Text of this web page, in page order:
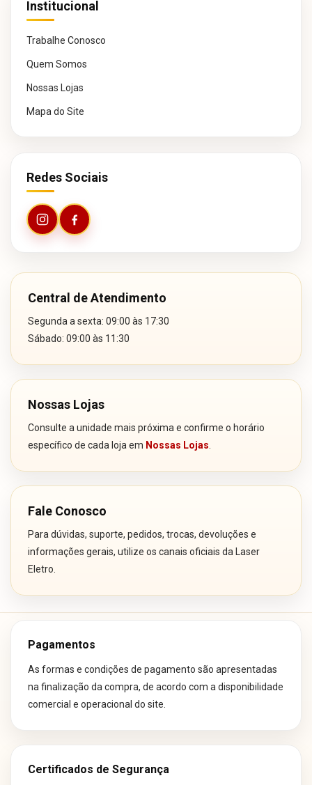
Institucional
Trabalhe Conosco
Quem Somos
Nossas Lojas
Mapa do Site
Redes Sociais
Central de Atendimento
Segunda a sexta: 09:00 às 17:30
Sábado: 09:00 às 11:30
Nossas Lojas
Consulte a unidade mais próxima e confirme o horário
específico de cada loja em Nossas Lojas
Fale Conosco
Para dúvidas, suporte, pedidos, trocas, devoluções e
informações gerais, utilize os canais oficiais da Laser
Eletro.
Pagamentos
As formas e condições de pagamento são apresentadas
na finalização da compra, de acordo com a disponibilidade
comercial e operacional do site.
Certificados de Segurança